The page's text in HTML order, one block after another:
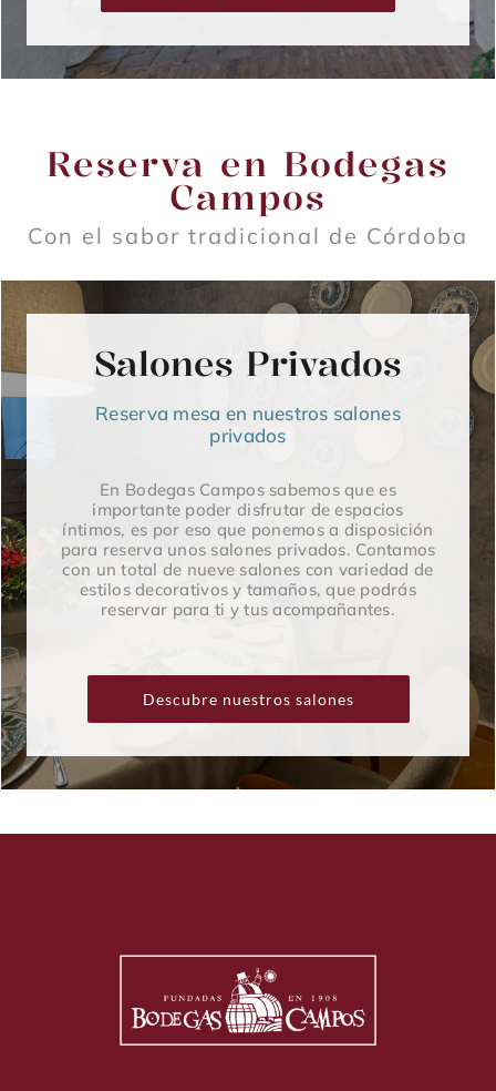
Reserva en Bodegas
Campos
Con el sabor tradicional de Córdoba
Salones Privados
Reserva mesa en nuestros salones
privados
En Bodegas Campos sabemos que es
importante poder disfrutar de espacios
íntimos, es por eso que ponemos a disposición
para reserva unos salones privados. Contamos
con un total de nueve salones con variedad de
estilos decorativos y tamaños, que podrás
reservar para ti y tus acompañantes.
Descubre nuestros salones